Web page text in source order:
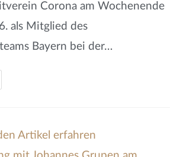
Corona am Wochenende
als Mitglied des
Bayern bei der…